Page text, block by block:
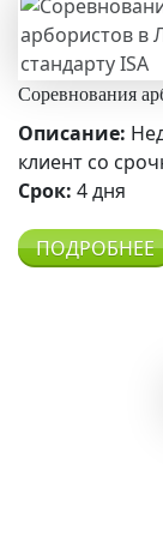
Соревнования
Описание:
клиент со
Срок: 4 дня
ПОДРОБНЕЕ